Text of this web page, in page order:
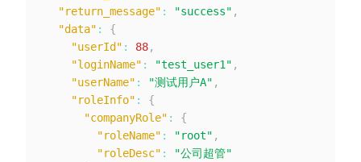
"return_message" : "success" ,
"data" :
{
"userId" : 88,
"loginName" : "test_user1" ,
"userName" : "测试用户A" ,
"roleInfo" :
{
"companyRole" :
{
"roleName" : "root" ,
"roleDesc" :
"公司超管"